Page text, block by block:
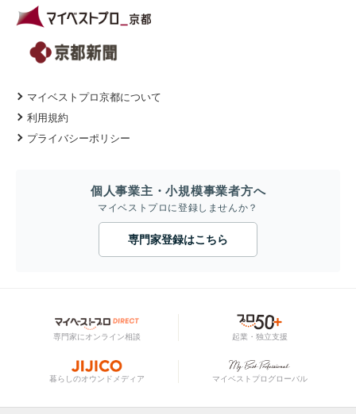
マイベストプロ京都について
利用規約
プライバシーポリシー
個人事業主・小規模事業者方へ
マイベストプロに登録しませんか？
専門家登録はこちら
専門家にオンライン相談 起業・独立支援
暮らしのオウンドメディア マイベストプログローバル